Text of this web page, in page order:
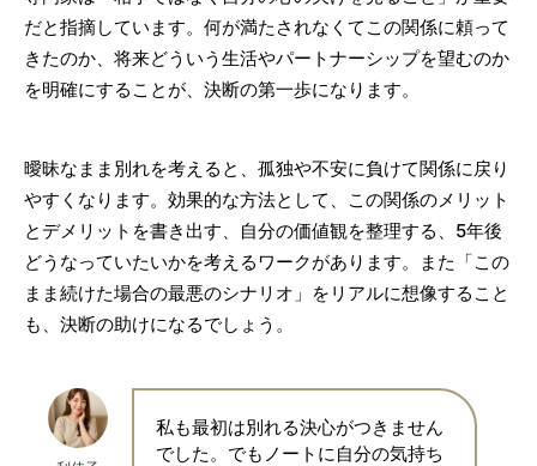
だと指摘しています。何が満たされなくてこの関係に頼って
きたのか、将来どういう生活やパートナーシップを望むのか
を明確にすることが、決断の第一歩になります。
曖昧なまま別れを考えると、孤独や不安に負けて関係に戻り
やすくなります。効果的な方法として、この関係のメリット
とデメリットを書き出す、自分の価値観を整理する、5年後
どうなっていたいかを考えるワークがあります。また「この
まま続けた場合の最悪のシナリオ」をリアルに想像すること
も、決断の助けになるでしょう。
私も最初は別れる決心がつきません
でした。でもノートに自分の気持ち